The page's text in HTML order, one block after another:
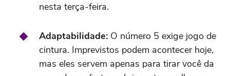
nesta terça-feira.
Adaptabilidade: O número 5 exige jogo de
cintura. Imprevistos podem acontecer hoje,
mas eles servem apenas para tirar você da